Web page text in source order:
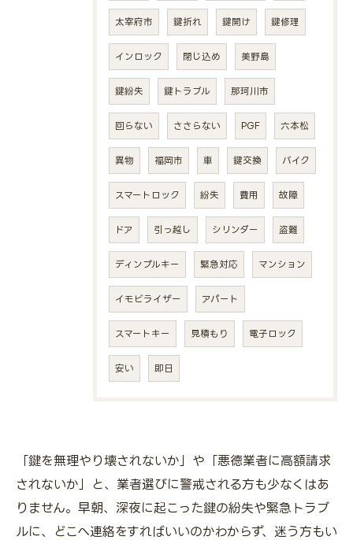
太宰府市 鍵折れ 鍵開け 鍵修理
インロック 閉じ込め 美野島
鍵紛失 鍵トラブル 那珂川市
回らない ささらない PGF 六本松
異物 福岡市 車 鍵交換 バイク
スマートロック 紛失 費用 故障
ドア 引っ越し シリンダー 盗難
ディンプルキー 緊急対応 マンション
イモビライザー アパート
スマートキー 見積もり 電子ロック
安い 即日
「鍵を無理やり壊されないか」や「悪徳業者に高額請求
されないか」と、業者選びに警戒される方も少なくはあ
りません。早朝、深夜に起こった鍵の紛失や緊急トラブ
ルに、どこへ連絡をすればいいのかわからず、迷う方もい